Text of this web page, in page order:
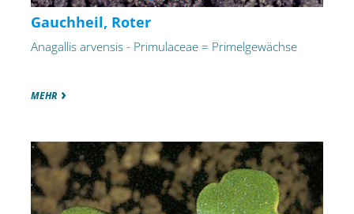
Gauchheil, Roter
Anagallis arvensis - Primulaceae = Primelgewächse
MEHR